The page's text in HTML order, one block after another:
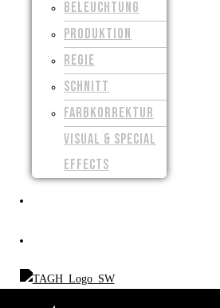
BELEUCHTUNG
PRODUKTION
REGIE
SCHNITT
FARBKORREKTUR
VISUAL & SPECIAL
EFFECTS